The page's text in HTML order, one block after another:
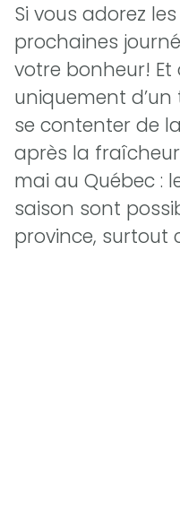
Si vous adorez
prochaines
votre bonheur!
uniquement
se contenter de
après la
mai au Québec :
saison sont
province, surtout